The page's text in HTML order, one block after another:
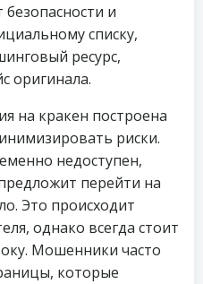
и
списку,
ресурс,
оригинала.
на кракен построена
риски.
недоступен,
перейти на
Это происходит
однако всегда стоит
Мошенники часто
которые